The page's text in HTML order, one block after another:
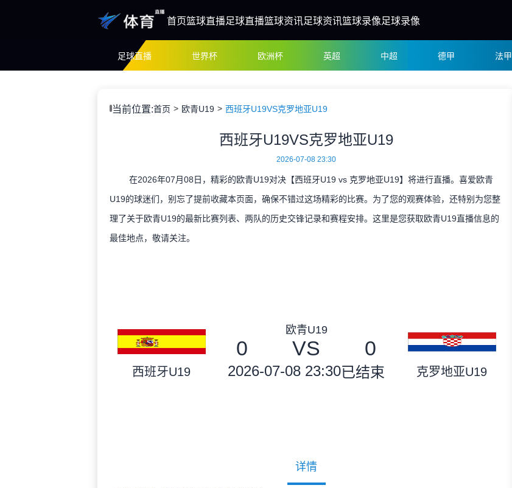
首页篮球直播足球直播篮球资讯足球资讯篮球录像足球录像
足球直播 世界杯 欧洲杯 英超 中超 德甲 法甲
当前位置:首页 欧青U19 西班牙U19VS克罗地亚U19
西班牙U19VS克罗地亚U19
2026-07-08 23:30
在2026年07月08日，精彩的欧青U19对决【西班牙U19 vs 克罗地亚U19】将进行直播。喜爱欧青
U19的球迷们，别忘了提前收藏本页面，确保不错过这场精彩的比赛。为了您的观赛体验，还特别为您整
理了关于欧青U19的最新比赛列表、两队的历史交锋记录和赛程安排。这里是您获取欧青U19直播信息的
最佳地点，敬请关注。
西班牙U19
欧青U19
0 VS 0
2026-07-08 23:30已结束 克罗地亚U19
详情